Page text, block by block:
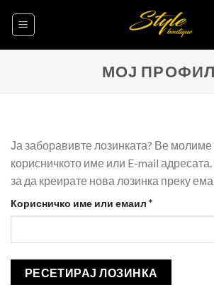
МОЈ ПРОФИЛ
Ја заборавивте лозинката? Ве молиме
корисничкото име или E-mail
за да креирате нова лозинка преку
Корисничко име или емаил *
РЕСЕТИРАЈ ЛОЗИНКА